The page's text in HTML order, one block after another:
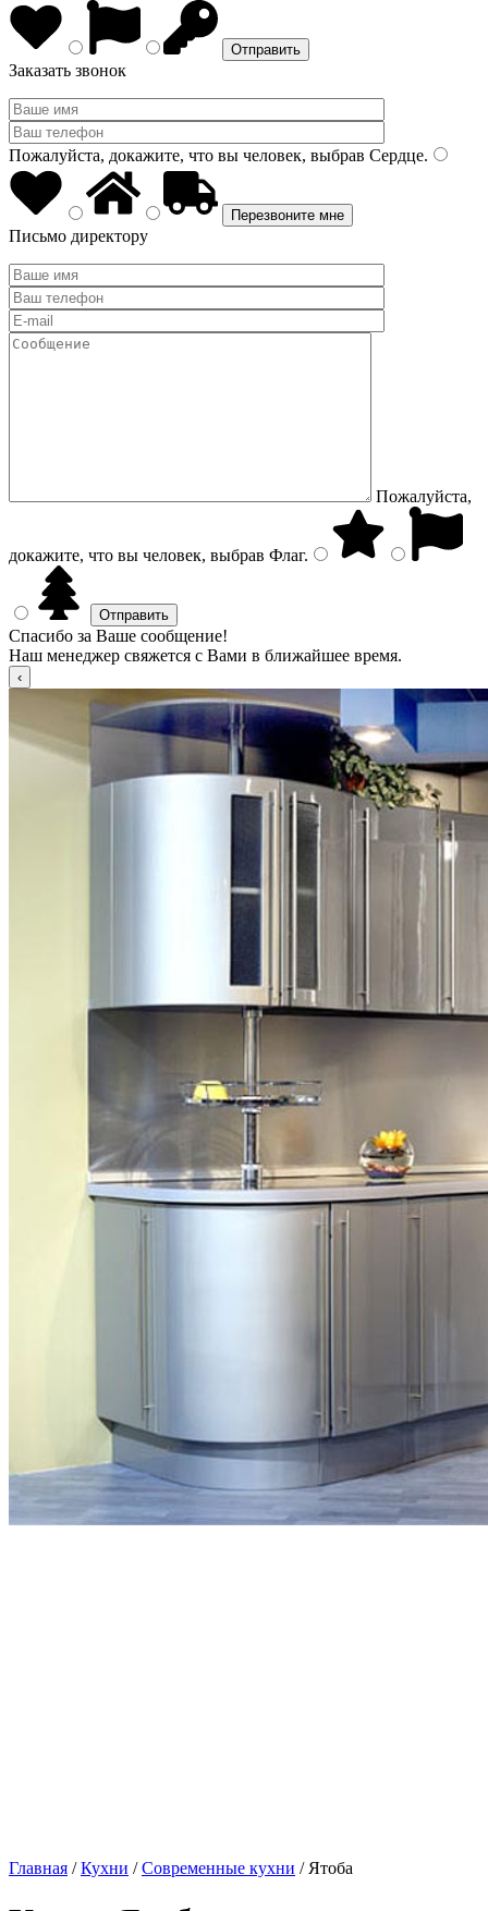
Заказать звонок
Пожалуйста, докажите, что вы человек, выбрав Сердце.
Письмо директору
Пожалуйста,
докажите, что вы человек, выбрав Флаг.
Спасибо за Ваше сообщение!
Наш менеджер свяжется с Вами в ближайшее время.
Главная /Кухни /Современные кухни / Ятоба